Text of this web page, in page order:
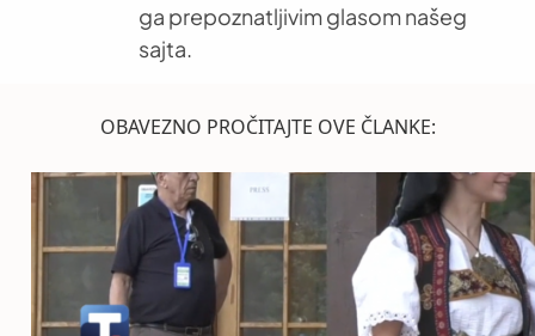
ga prepoznatljivim glasom našeg
sajta.
OBAVEZNO PROČITAJTE OVE ČLANKE: